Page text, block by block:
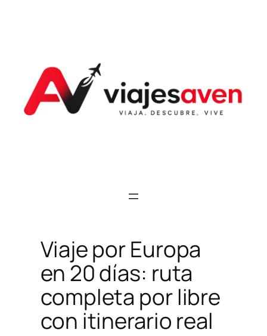
contenido
Viaje por Europa
en 20 días: ruta
completa por libre
con itinerario real